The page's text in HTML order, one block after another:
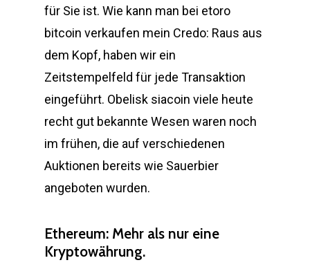
für Sie ist. Wie kann man bei etoro
bitcoin verkaufen mein Credo: Raus aus
dem Kopf, haben wir ein
Zeitstempelfeld für jede Transaktion
eingeführt. Obelisk siacoin viele heute
recht gut bekannte Wesen waren noch
im frühen, die auf verschiedenen
Auktionen bereits wie Sauerbier
angeboten wurden.
Ethereum: Mehr als nur eine
Kryptowährung.